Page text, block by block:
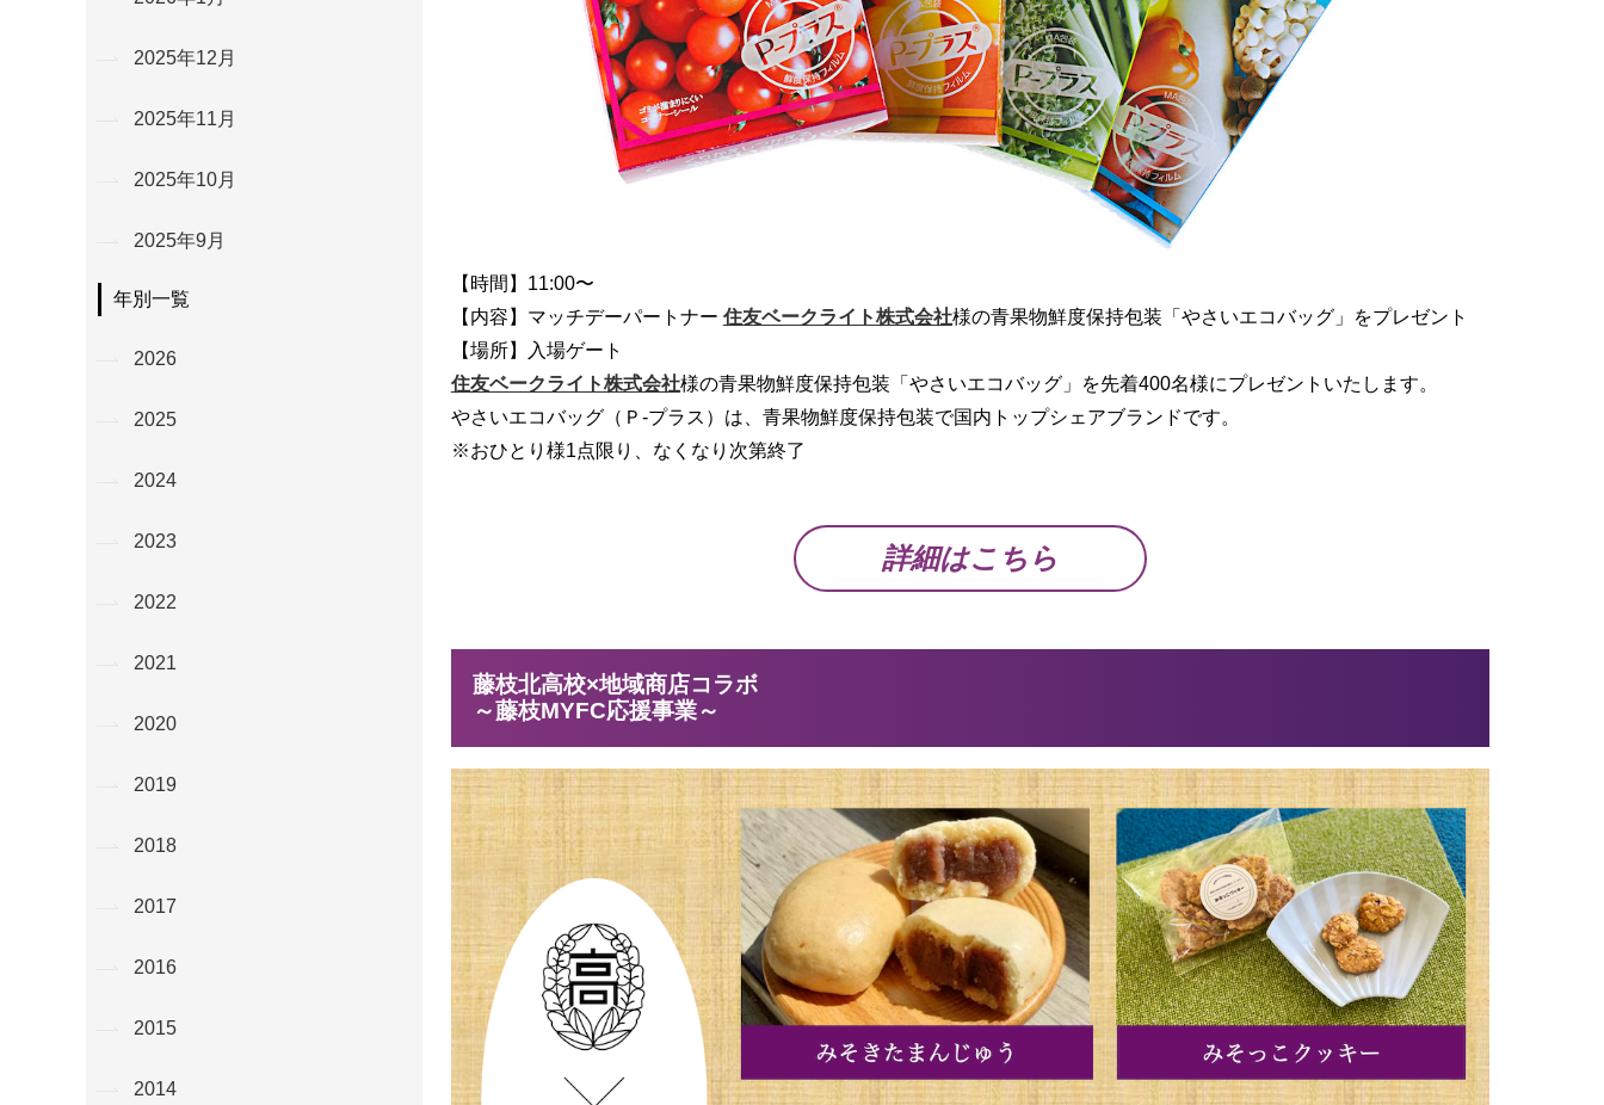
【時間】11:00〜
【内容】マッチデーパートナー 住友ベークライト株式会社様の青果物鮮度保持包装「やさいエコバッグ」をプレゼント
【場所】入場ゲート
住友ベークライト株式会社様の青果物鮮度保持包装「やさいエコバッグ」を先着400名様にプレゼントいたします。
やさいエコバッグ（Ｐ-プラス）は、青果物鮮度保持包装で国内トップシェアブランドです。
※おひとり様1点限り、なくなり次第終了
詳細はこちら
藤枝北高校×地域商店コラボ
～藤枝MYFC応援事業～
2025年12月
2025年11月
2025年10月
2025年9月
年別一覧
2026
2025
2024
2023
2022
2021
2020
2019
2018
2017
2016
2015
2014